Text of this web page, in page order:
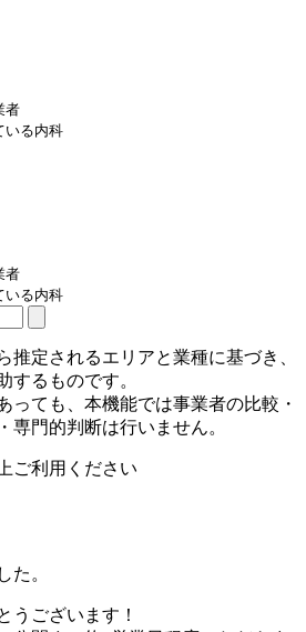
者
いる内科
者
いる内科
定されるエリアと業種に基づき、
するものです。
っても、本機能では事業者の比較・
専門的判断は行いません。
ご利用ください
た。
うございます！